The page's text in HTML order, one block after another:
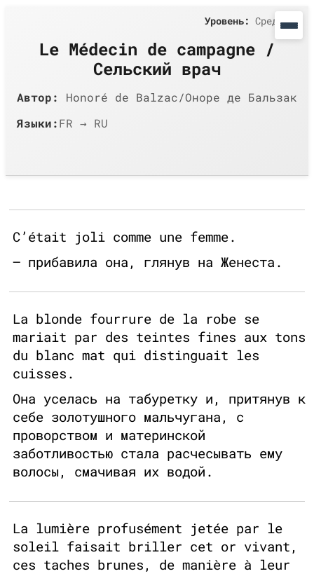
Le Médecin de campagne /
Сельский врач
Автор:
Honoré de Balzac/Оноре де Бальзак
Языки:FR → RU
Уровень: Средний
C’était joli comme une femme.
— прибавила она, глянув на Женеста.
La blonde fourrure de la robe se
mariait par des teintes fines aux tons
du blanc mat qui distinguait les
cuisses.
Она уселась на табуретку и, притянув к
себе золотушного мальчугана, с
проворством и материнской
заботливостью стала расчесывать ему
волосы, смачивая их водой.
La lumière profusément jetée par le
soleil faisait briller cet or vivant,
ces taches brunes, de manière à leur